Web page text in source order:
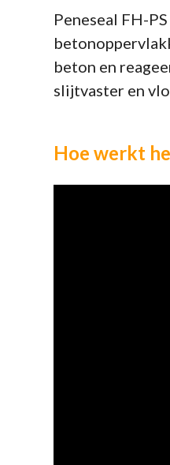
Peneseal FH-
beton en
slijtvaster en
Hoe werkt